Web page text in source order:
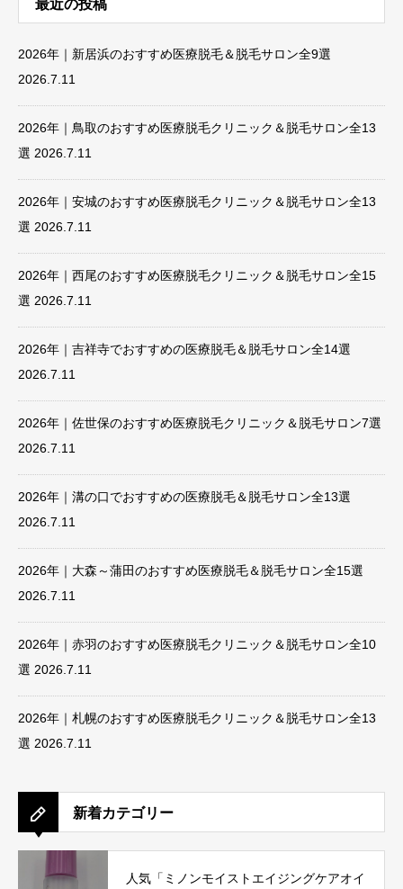
最近の投稿
2026年｜新居浜のおすすめ医療脱毛＆脱毛サロン全9選
2026.7.11
2026年｜鳥取のおすすめ医療脱毛クリニック＆脱毛サロン全13
選 2026.7.11
2026年｜安城のおすすめ医療脱毛クリニック＆脱毛サロン全13
選 2026.7.11
2026年｜西尾のおすすめ医療脱毛クリニック＆脱毛サロン全15
選 2026.7.11
2026年｜吉祥寺でおすすめの医療脱毛＆脱毛サロン全14選
2026.7.11
2026年｜佐世保のおすすめ医療脱毛クリニック＆脱毛サロン7選
2026.7.11
2026年｜溝の口でおすすめの医療脱毛＆脱毛サロン全13選
2026.7.11
2026年｜大森～蒲田のおすすめ医療脱毛＆脱毛サロン全15選
2026.7.11
2026年｜赤羽のおすすめ医療脱毛クリニック＆脱毛サロン全10
選 2026.7.11
2026年｜札幌のおすすめ医療脱毛クリニック＆脱毛サロン全13
選 2026.7.11
新着カテゴリー
人気「ミノンモイストエイジングケアオイ